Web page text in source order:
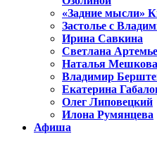
«Задние мысли»
Застолье с
Ирина Савкина
Светлана
Наталья Мешкова
Владимир
Екатерина
Олег Липовецкий
Илона Румянцева
Афиша